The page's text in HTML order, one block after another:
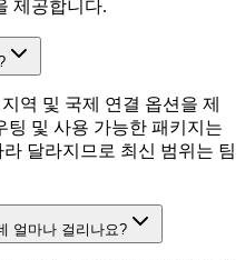
제공합니다.
역 및 국제 연결 옵션을 제
팅 및 사용 가능한 패키지는
달라지므로 최신 범위는 팀
얼마나 걸리나요?